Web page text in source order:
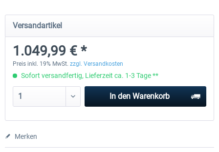
Honeycomb - Sierra TPM Module
248,99 € *
Yawman Arrow
Versandartikel
1.049,99 € *
Preis inkl. 19% MwSt. zzgl. Versandkosten
Sofort versandfertig, Lieferzeit ca. 1-3 Tage **
In den Warenkorb
Merken